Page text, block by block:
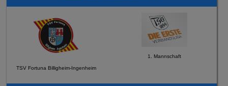
TSV Fortuna Billigheim-Ingenheim
1. Mannschaft